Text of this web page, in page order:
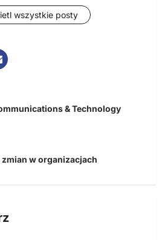
wszystkie posty
& Technology
w organizacjach